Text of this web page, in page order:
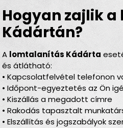
Hogyan zajlik
Kádártán?
A lomtalanítás Kádárta
és átlátható:
• Kapcsolatfelvétel telefonon
• Időpont-egyeztetés az Ön
• Kiszállás a megadott címre
• Rakodás tapasztalt
• Elszállítás és jogszabályok